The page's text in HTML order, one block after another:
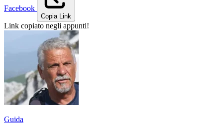
Facebook
Copia Link
Link copiato negli appunti!
Guida